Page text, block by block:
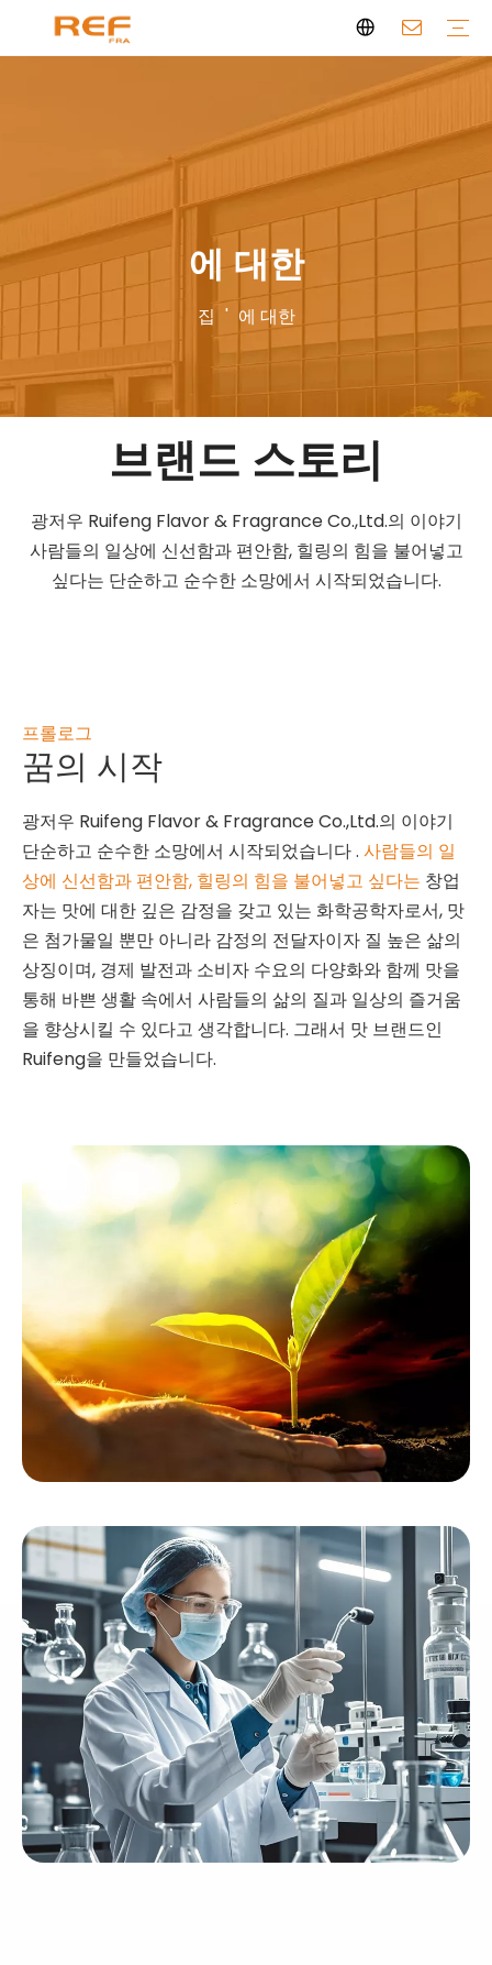
에 대한
집 ' 에 대한
브랜드 스토리
광저우 Ruifeng Flavor & Fragrance Co.,Ltd.의 이야기
사람들의 일상에 신선함과 편안함, 힐링의 힘을 불어넣고
싶다는 단순하고 순수한 소망에서 시작되었습니다.
프롤로그
꿈의 시작
광저우 Ruifeng Flavor & Fragrance Co.,Ltd.의 이야기
단순하고 순수한 소망에서 시작되었습니다 . 사람들의 일
상에 신선함과 편안함, 힐링의 힘을 불어넣고 싶다는 창업
자는 맛에 대한 깊은 감정을 갖고 있는 화학공학자로서, 맛
은 첨가물일 뿐만 아니라 감정의 전달자이자 질 높은 삶의
상징이며, 경제 발전과 소비자 수요의 다양화와 함께 맛을
통해 바쁜 생활 속에서 사람들의 삶의 질과 일상의 즐거움
을 향상시킬 수 있다고 생각합니다. 그래서 맛 브랜드인
Ruifeng을 만들었습니다.